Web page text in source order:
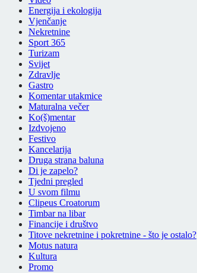
Energija i ekologija
Vjenčanje
Nekretnine
Sport 365
Turizam
Svijet
Zdravlje
Gastro
Komentar utakmice
Maturalna večer
Ko(š)mentar
Izdvojeno
Festivo
Kancelarija
Druga strana baluna
Di je zapelo?
Tjedni pregled
U svom filmu
Clipeus Croatorum
Timbar na libar
Financije i društvo
Titove nekretnine i pokretnine - što je ostalo?
Motus natura
Kultura
Promo